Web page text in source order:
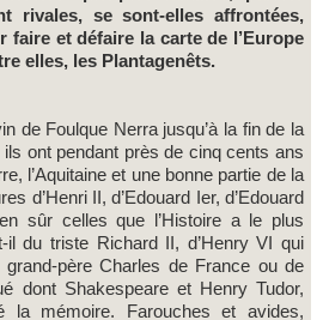
rivales, se sont-elles affrontées,
faire et défaire la carte de l’Europe
elles, les Plantagenêts.
de Foulque Nerra jusqu’à la fin de la
ont pendant près de cinq cents ans
l’Aquitaine et une bonne partie de la
d’Henri II, d’Edouard Ier, d’Edouard
sûr celles que l’Histoire a le plus
il du triste Richard II, d’Henry VI qui
père Charles de France ou de
dont Shakespeare et Henry Tudor,
la mémoire. Farouches et avides,